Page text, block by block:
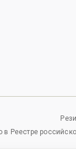
в Реестре